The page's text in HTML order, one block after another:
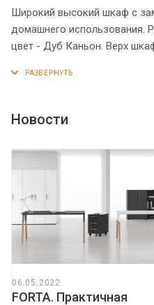
Широкий высокий шкаф с
домашнего использования.
цвет - Дуб Каньон. Верх
оснащенный 5 просторными
установлены стильные
устойчивость на неровном
Новости
06.05.2022
FORTA. Практичная